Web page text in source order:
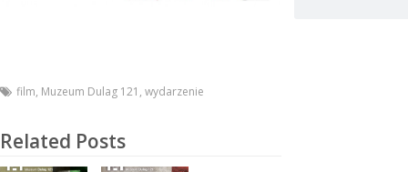
film, Muzeum Dulag 121 , wydarzenie
Related Posts